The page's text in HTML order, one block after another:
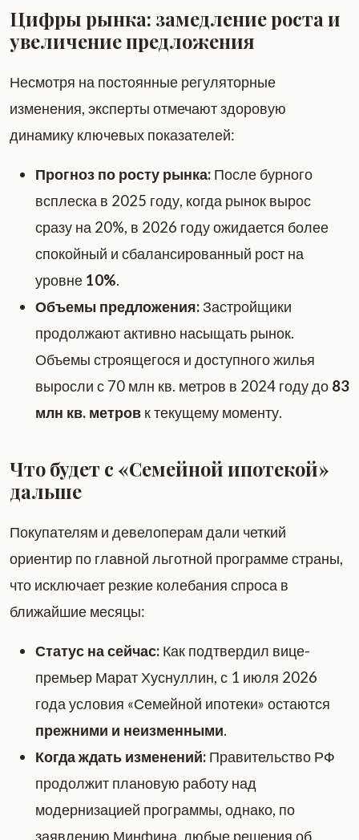
Цифры рынка: замедление роста и
увеличение предложения
Несмотря на постоянные регуляторные
изменения, эксперты отмечают здоровую
динамику ключевых показателей:
Прогноз по росту рынка: После бурного
всплеска в 2025 году, когда рынок вырос
сразу на 20%, в 2026 году ожидается более
спокойный и сбалансированный рост на
уровне 10%.
Объемы предложения:Застройщики
продолжают активно насыщать рынок.
Объемы строящегося и доступного жилья
выросли с 70 млн кв. метров в 2024 году до 83
млн кв. метров к текущему моменту.
Что будет с «Семейной ипотекой»
дальше
Покупателям и девелоперам дали четкий
ориентир по главной льготной программе страны,
что исключает резкие колебания спроса в
ближайшие месяцы:
Статус на сейчас: Как подтвердил вице-
премьер Марат Хуснуллин, с 1 июля 2026
года условия «Семейной ипотеки» остаются
прежними и неизменными.
Когда ждать изменений: Правительство РФ
продолжит плановую работу над
модернизацией программы, однако, по
заявлению Минфина, любые решения об